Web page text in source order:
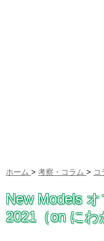
ホーム > 考察・コラム > コ
New Models
2021（on にわ